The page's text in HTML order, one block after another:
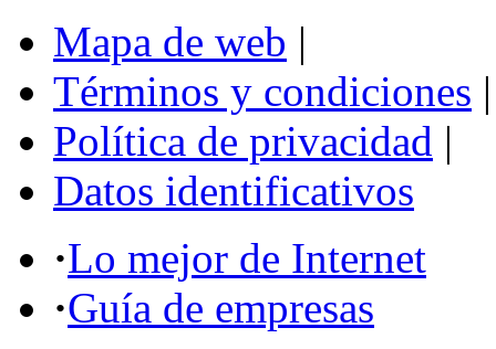
Mapa de web |
Términos y condiciones |
Política de privacidad |
Datos identificativos
·Lo mejor de Internet
·Guía de empresas